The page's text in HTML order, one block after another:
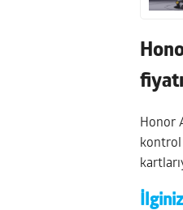
Honor
kontrol